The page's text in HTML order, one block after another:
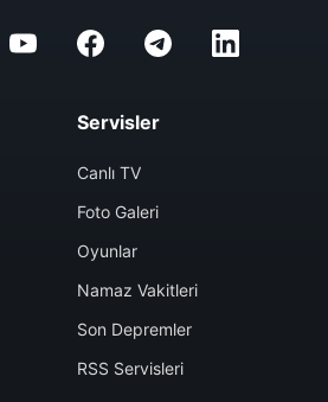
Servisler
Canlı TV
Foto Galeri
Oyunlar
Namaz Vakitleri
Son Depremler
RSS Servisleri